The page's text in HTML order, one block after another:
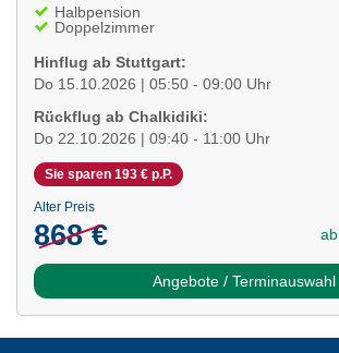
Halbpension
Doppelzimmer
Hinflug ab Stuttgart:
Do 15.10.2026 | 05:50 - 09:00 Uhr
Rückflug ab Chalkidiki:
Do 22.10.2026 | 09:40 - 11:00 Uhr
Sie sparen 193 € p.P.
Alter Preis
868 € ab
Angebote / Terminauswahl